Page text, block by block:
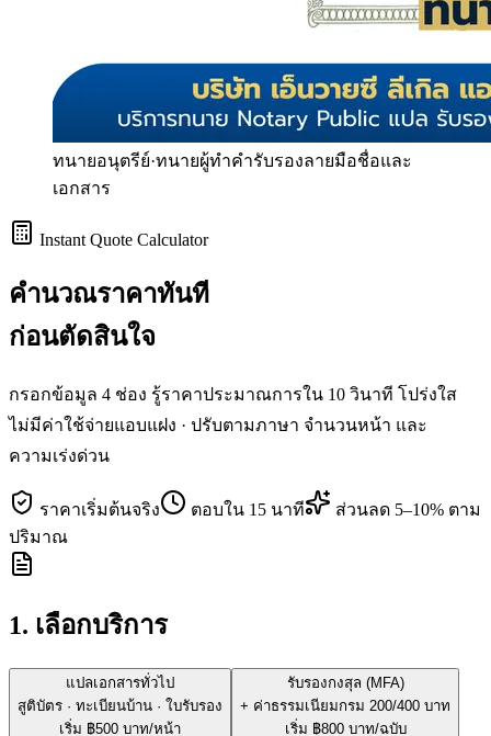
ทนายอนุตรีย์·ทนายผู้ทำคำรับรองลายมือชื่อและ
เอกสาร
Instant Quote Calculator
คำนวณราคาทันที
ก่อนตัดสินใจ
กรอกข้อมูล 4 ช่อง รู้ราคาประมาณการใน 10 วินาที โปร่งใส
ไม่มีค่าใช้จ่ายแอบแฝง · ปรับตามภาษา จำนวนหน้า และ
ความเร่งด่วน
ราคาเริ่มต้นจริง ตอบใน 15 นาที
ส่วนลด 5–10% ตาม
ปริมาณ
1. เลือกบริการ
แปลเอกสารทั่วไป
สูติบัตร · ทะเบียนบ้าน · ใบรับรอง
เริ่ม ฿500 บาท/หน้า
รับรองกงสุล (MFA)
+ ค่าธรรมเนียมกรม 200/400 บาท
เริ่ม ฿800 บาท/ฉบับ